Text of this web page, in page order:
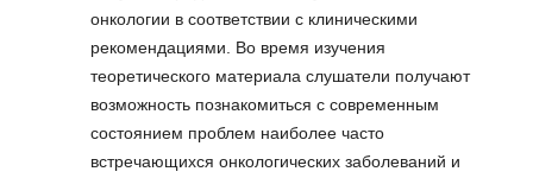
онкологии в соответствии с клиническими
рекомендациями. Во время изучения
теоретического материала слушатели получают
возможность познакомиться с современным
состоянием проблем наиболее часто
встречающихся онкологических заболеваний и